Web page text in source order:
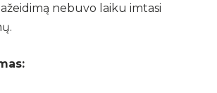
nebuvo laiku imtasi